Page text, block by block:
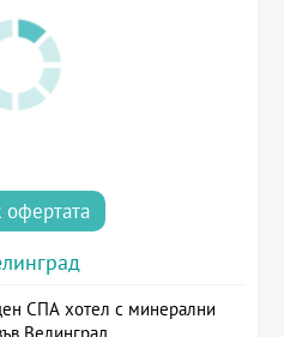
офертата
СПА хотел с минерални
Велинград